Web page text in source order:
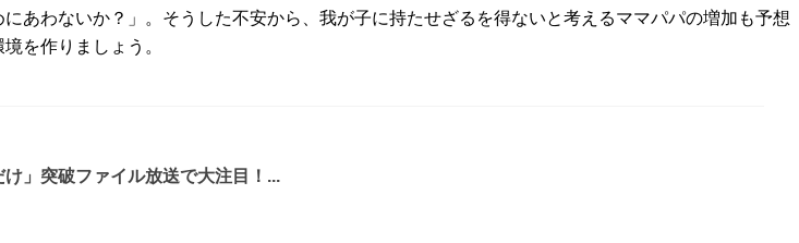
あわないか？」。そうした不安から、我が子に持たせざるを得ないと考えるママパパの増加も予想
を作りましょう。
」突破ファイル放送で大注目！...